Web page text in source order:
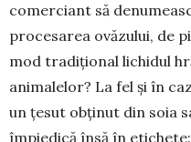
comerciant să
proce­sarea ovăzului, de
mod tradițional lichidul
animalelor? La fel și în
un țesut obținut din soia
împiedică însă în